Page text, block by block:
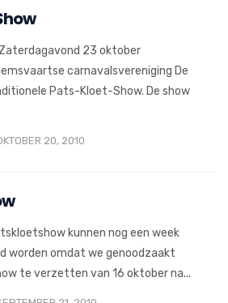
23 oktober
carnavalsvereniging De
Pats-Kloet-Show. De show
20, 2010
kunnen nog een week
worden omdat we genoodzaakt
te verzetten van 16 oktober na...